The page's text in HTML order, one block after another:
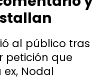
al público tras
petición que
Nodal